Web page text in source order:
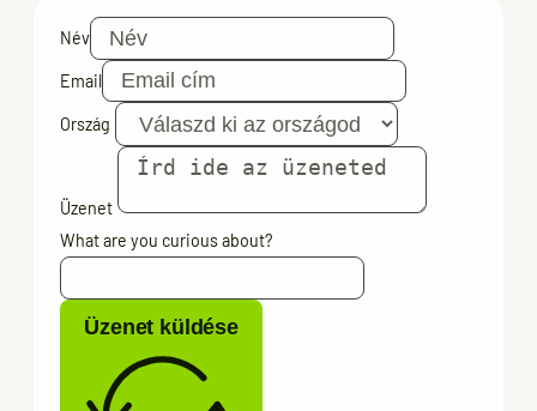
Név
Email
Ország
Üzenet
What are you curious about?
Üzenet küldése